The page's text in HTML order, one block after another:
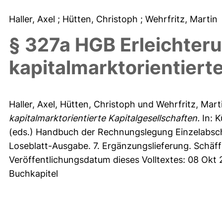
Haller, Axel ; Hütten, Christoph ; Wehrfritz, Martin
§ 327a HGB
Haller, Axel, Hütten, Christoph und Wehrfritz,
kapitalmarktorientierte Kapitalgesellschaften. In:
(eds.) Handbuch der Rechnungslegung
Loseblatt-Ausgabe. 7. Ergänzungslieferung.
Veröffentlichungsdatum dieses Volltextes: 08 Okt
Buchkapitel